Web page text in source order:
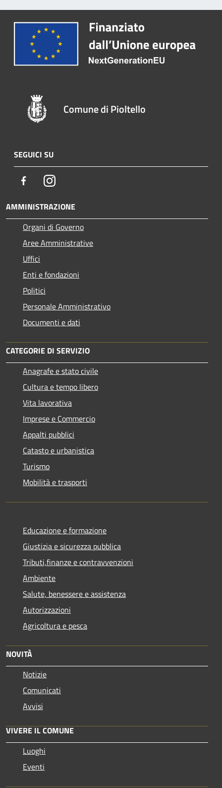
Comune di Pioltello
SEGUICI SU
FacebookInstagram
AMMINISTRAZIONE
Organi di Governo
Aree Amministrative
Uffici
Enti e fondazioni
Politici
Personale Amministrativo
Documenti e dati
CATEGORIE DI SERVIZIO
Anagrafe e stato civile
Cultura e tempo libero
Vita lavorativa
Imprese e Commercio
Appalti pubblici
Catasto e urbanistica
Turismo
Mobilità e trasporti
Educazione e formazione
Giustizia e sicurezza pubblica
Tributi,finanze e contravvenzioni
Ambiente
Salute, benessere e assistenza
Autorizzazioni
Agricoltura e pesca
NOVITÀ
Notizie
Comunicati
Avvisi
VIVERE IL COMUNE
Luoghi
Eventi